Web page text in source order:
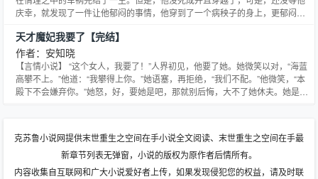
庆幸，就发现了一件让他郁闷的事情，他穿到了一个病秧子的身上，更郁闷的
天才魔妃我要了【完结】
作者：安知晓
【言情小说】 “这个女人，我要了！”人界初见，他要了她。她微笑以对，“海蓝
高攀不上。”他道：“我攀得上你。”她语塞，再拒绝，“我们不配。”他微笑，“本
殿下不会嫌弃你。”她怒，好，要她是吧，那就别后悔，大不了她休夫。她是现
克苏鲁小说网提供末世重生之空间在手小说全文阅读、末世重生之空间在手最
新章节列表无弹窗，小说的版权为原作者后情所有。
内容收集自互联网和广大小说爱好者上传，如果发现侵犯您的权益，请及时联